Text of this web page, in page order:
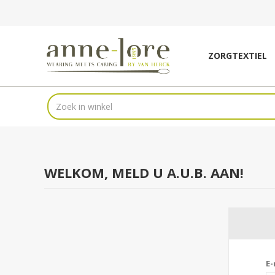
ZORGTEXTIEL
WELKOM, MELD U A.U.B. AAN!